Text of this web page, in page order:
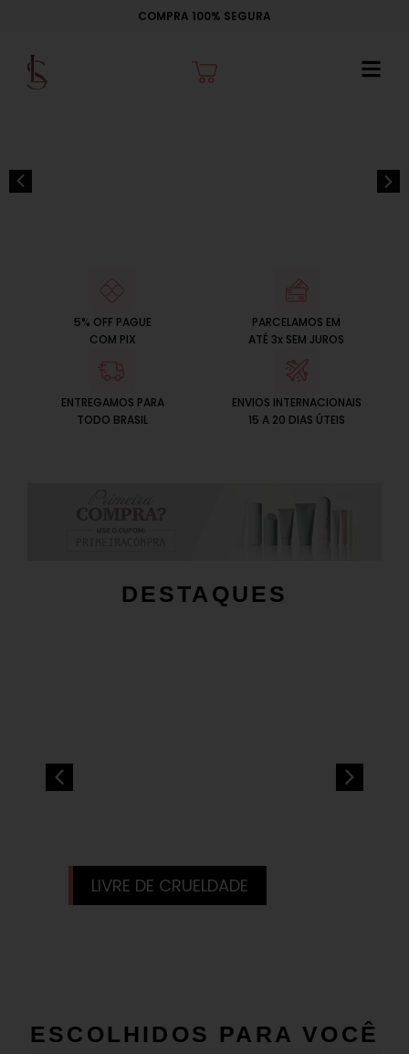
conteúdo
COMPRA 100% SEGURA
Cart
5% OFF PAGUE
COM PIX
PARCELAMOS EM
ATÉ 3x SEM JUROS
ENTREGAMOS PARA
TODO BRASIL
ENVIOS INTERNACIONAIS
15 A 20 DIAS ÚTEIS
DESTAQUES
LIVRE DE CRUELDADE
ESCOLHIDOS PARA VOCÊ